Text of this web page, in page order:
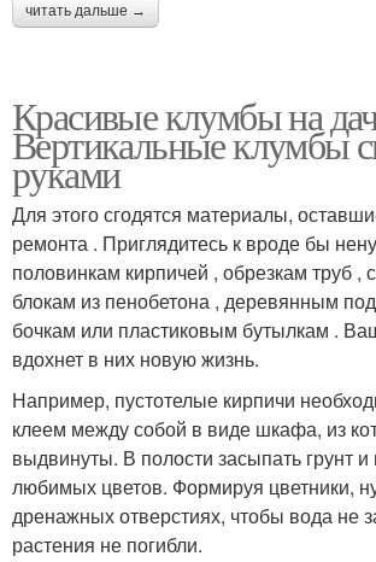
читать дальше →
Красивые клумбы на
Вертикальные клумбы
руками
Для этого сгодятся материалы,
ремонта . Приглядитесь к вроде бы
половинкам кирпичей , обрезкам труб ,
блокам из пенобетона , деревянным
бочкам или пластиковым бутылкам .
вдохнет в них новую жизнь.
Например, пустотелые кирпичи
клеем между собой в виде шкафа, из
выдвинуты. В полости засыпать грунт
любимых цветов. Формируя цветники,
дренажных отверстиях, чтобы вода не
растения не погибли.